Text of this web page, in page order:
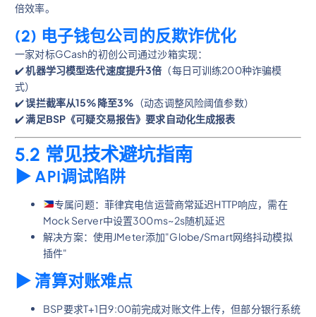
倍效率。
(2) 电子钱包公司的反欺诈优化
一家对标GCash的初创公司通过沙箱实现：
✔️机器学习模型迭代速度提升3倍 （每日可训练200种诈骗模
式）
✔️误拦截率从15%降至3% （动态调整风险阈值参数）
✔️满足BSP《可疑交易报告》要求自动化生成报表
5.2 常见技术避坑指南
▶︎ API调试陷阱
专属问题：菲律宾电信运营商常延迟HTTP响应，需在
Mock Server中设置300ms~2s随机延迟
解决方案：使用JMeter添加"Globe/Smart网络抖动模拟
插件"
▶︎ 清算对账难点
BSP要求T+1日9:00前完成对账文件上传，但部分银行系统